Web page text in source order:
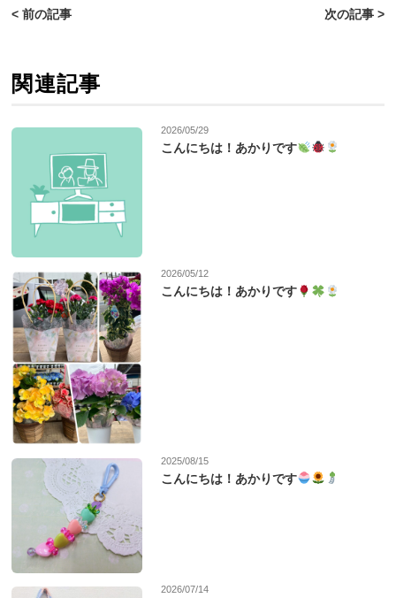
< 前の記事 次の記事 >
関連記事
2026/05/29
こんにちは！あかりです
2026/05/12
こんにちは！あかりです
2025/08/15
こんにちは！あかりです
2026/07/14